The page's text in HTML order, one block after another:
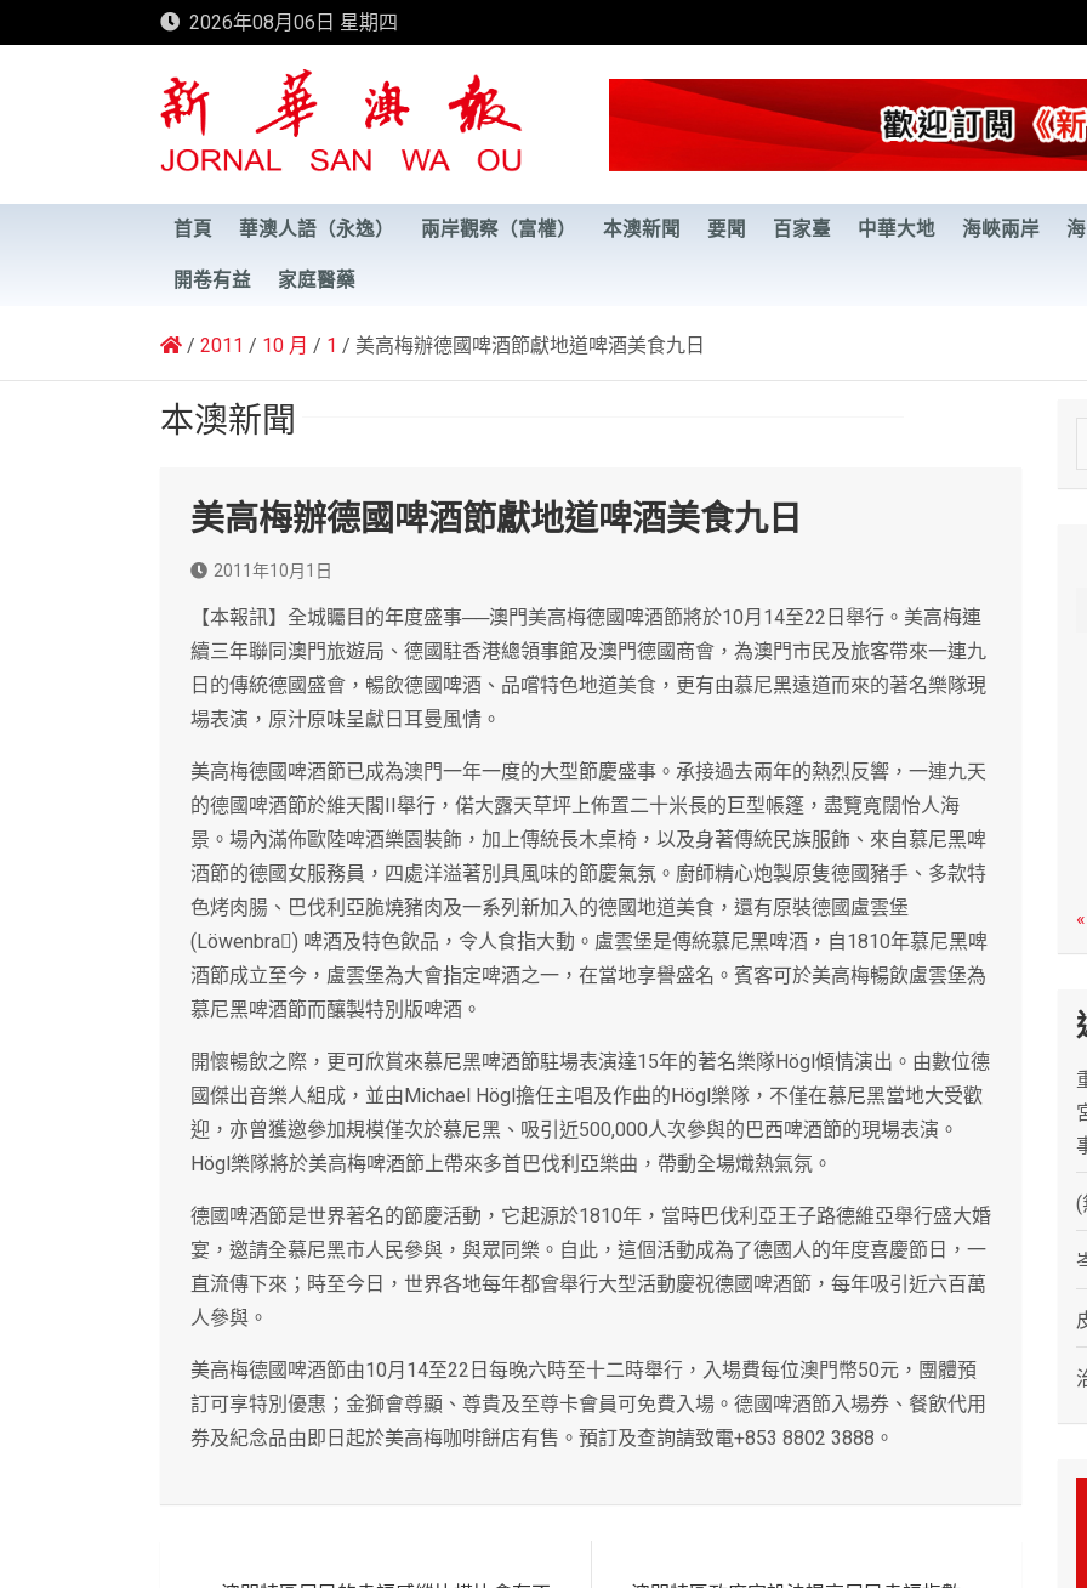
to
2026年08月06日 星期四
新華澳報
首頁 華澳人語（永逸） 兩岸觀察（富權） 本澳新聞 要聞 百家臺 中華大地 海峽兩岸
開卷有益 家庭醫藥
2011 10 月 1 美高梅辦德國啤酒節獻地道啤酒美食九日
本澳新聞
美高梅辦德國啤酒節獻地道啤酒美食九日
2011年10月1日
【本報訊】全城矚目的年度盛事──澳門美高梅德國啤酒節將於10月14至22日舉行。美高梅連
續三年聯同澳門旅遊局、德國駐香港總領事館及澳門德國商會，為澳門市民及旅客帶來一連九
日的傳統德國盛會，暢飲德國啤酒、品嚐特色地道美食，更有由慕尼黑遠道而來的著名樂隊現
場表演，原汁原味呈獻日耳曼風情。
美高梅德國啤酒節已成為澳門一年一度的大型節慶盛事。承接過去兩年的熱烈反響，一連九天
的德國啤酒節於維天閣II舉行，偌大露天草坪上佈置二十米長的巨型帳篷，盡覽寬闊怡人海
景。場內滿佈歐陸啤酒樂園裝飾，加上傳統長木桌椅，以及身著傳統民族服飾、來自慕尼黑啤
酒節的德國女服務員，四處洋溢著別具風味的節慶氣氛。廚師精心炮製原隻德國豬手、多款特
色烤肉腸、巴伐利亞脆燒豬肉及一系列新加入的德國地道美食，還有原裝德國盧雲堡
(Löwenbra) 啤酒及特色飲品，令人食指大動。盧雲堡是傳統慕尼黑啤酒，自1810年慕尼黑啤
酒節成立至今，盧雲堡為大會指定啤酒之一，在當地享譽盛名。賓客可於美高梅暢飲盧雲堡為
慕尼黑啤酒節而釀製特別版啤酒。
開懷暢飲之際，更可欣賞來慕尼黑啤酒節駐場表演達15年的著名樂隊Högl傾情演出。由數位德
國傑出音樂人組成，並由Michael Högl擔任主唱及作曲的Högl樂隊，不僅在慕尼黑當地大受歡
迎，亦曾獲邀參加規模僅次於慕尼黑、吸引近500,000人次參與的巴西啤酒節的現場表演。
Högl樂隊將於美高梅啤酒節上帶來多首巴伐利亞樂曲，帶動全場熾熱氣氛。
德國啤酒節是世界著名的節慶活動，它起源於1810年，當時巴伐利亞王子路德維亞舉行盛大婚
宴，邀請全慕尼黑市人民參與，與眾同樂。自此，這個活動成為了德國人的年度喜慶節日，一
直流傳下來；時至今日，世界各地每年都會舉行大型活動慶祝德國啤酒節，每年吸引近六百萬
人參與。
美高梅德國啤酒節由10月14至22日每晚六時至十二時舉行，入場費每位澳門幣50元，團體預
訂可享特別優惠；金獅會尊顯、尊貴及至尊卡會員可免費入場。德國啤酒節入場券、餐飲代用
券及紀念品由即日起於美高梅咖啡餅店有售。預訂及查詢請致電+853 8802 3888。
e
(